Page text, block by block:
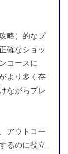
略）的なプ
確なショッ
コースに
より多く存
ながらプレ
アウトコー
るのに役立